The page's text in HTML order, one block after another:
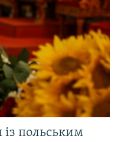
польським